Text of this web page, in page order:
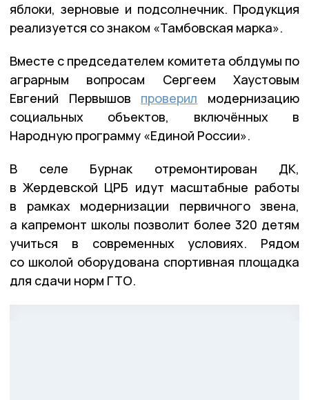
яблоки, зерновые и подсолнечник. Продукция
реализуется со знаком «Тамбовская марка».
Вместе с председателем комитета облдумы по
аграрным вопросам Сергеем Хаустовым
Евгений Первышов проверил модернизацию
социальных объектов, включённых в
Народную программу «Единой России».
В селе Бурнак отремонтирован ДК,
в Жердевской ЦРБ идут масштабные работы
в рамках модернизации первичного звена,
а капремонт школы позволит более 320 детям
учиться в современных условиях. Рядом
со школой оборудована спортивная площадка
для сдачи норм ГТО.